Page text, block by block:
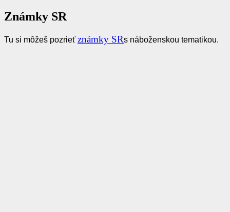
Známky SR
Tu si môžeš pozrieť známky SRs náboženskou tematikou.